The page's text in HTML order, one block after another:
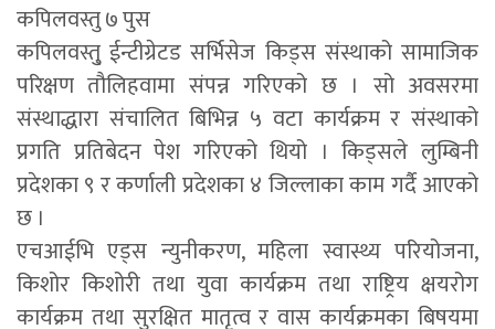
कपिलवस्तु ७ पुस
कपिलवस्तु् ईन्टीग्रेटड सर्भिसेज किड्स संस्थाको सामाजिक
परिक्षण तौलिहवामा संपन्न गरिएको छ । सो अवसरमा
संस्थाद्धारा संचालित बिभिन्न ५ वटा कार्यक्रम र संस्थाको
प्रगति प्रतिबेदन पेश गरिएको थियो । किड्सले लुम्बिनी
प्रदेशका ९ र कर्णाली प्रदेशका ४ जिल्लाका काम गर्दै आएको
छ ।
एचआईभि एड्स न्युनीकरण, महिला स्वास्थ्य परियोजना,
किशोर किशोरी तथा युवा कार्यक्रम तथा राष्ट्रिय क्षयरोग
कार्यक्रम तथा सुरक्षित मातृत्व र वास कार्यक्रमका बिषयमा